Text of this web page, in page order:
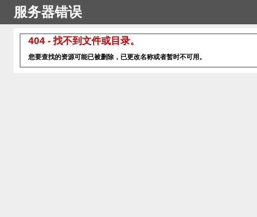
服务器错误
404 - 找不到文件或目录。
您要查找的资源可能已被删除，已更改名称或者暂时不可用。